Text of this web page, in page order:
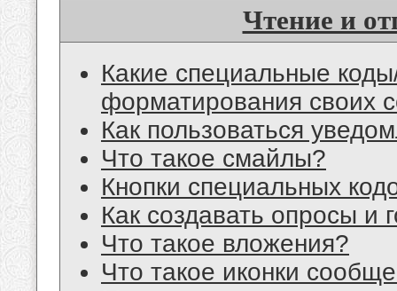
Чтение и
Какие специальные
форматирования своих
Как пользоваться
Что такое смайлы?
Кнопки специальных
Как создавать опросы и
Что такое вложения?
Что такое иконки